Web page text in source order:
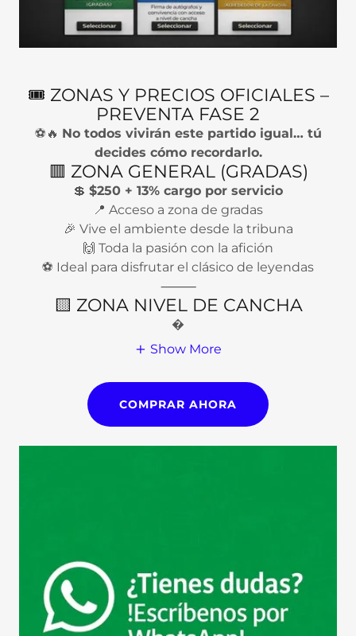
🎟️ ZONAS Y PRECIOS OFICIALES –
PREVENTA FASE 2
⚽🔥 No todos vivirán este partido igual… tú
decides cómo recordarlo.
🟥 ZONA GENERAL (GRADAS)
💲 $250 + 13% cargo por servicio
📍 Acceso a zona de gradas
🎉 Vive el ambiente desde la tribuna
🙌 Toda la pasión con la afición
⚽ Ideal para disfrutar el clásico de leyendas
⸻
🟨 ZONA NIVEL DE CANCHA
�
Show More
COMPRAR AHORA